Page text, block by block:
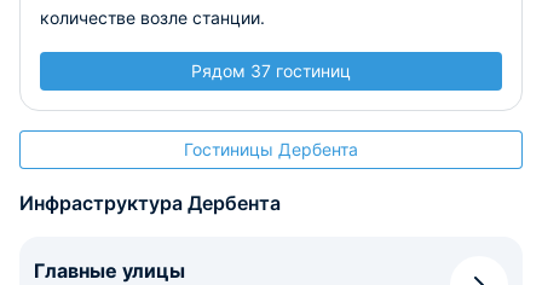
количестве возле станции.
Рядом 37 гостиниц
Гостиницы Дербента
Инфраструктура Дербента
Главные улицы